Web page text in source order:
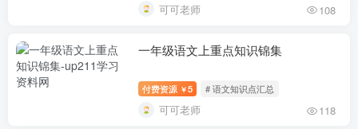
可可老师 108
一年级语文上重点知识锦集
付费资源 ￥5 # 语文知识点汇总
可可老师 118